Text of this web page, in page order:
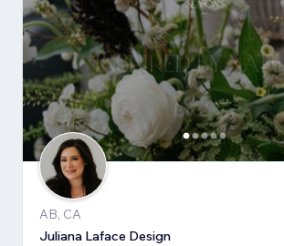
AB, CA
Juliana Laface Design